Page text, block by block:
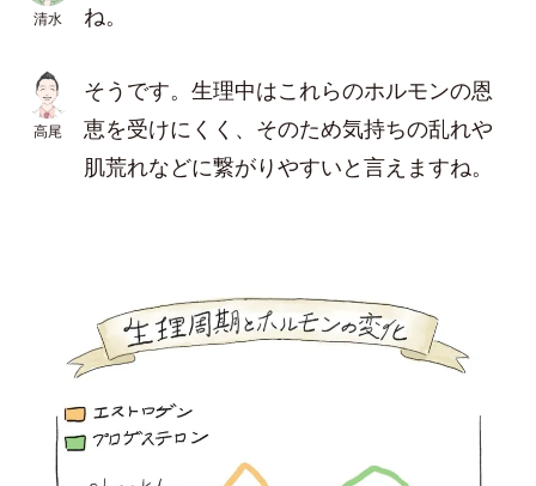
清水
ね。
高尾
そうです。生理中はこれらのホルモンの恩
恵を受けにくく、そのため気持ちの乱れや
肌荒れなどに繋がりやすいと言えますね。